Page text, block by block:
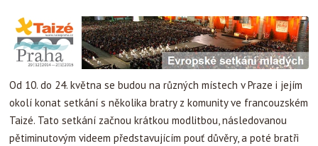
Od 10. do 24. května se budou na různých místech v Praze i jejím
okolí konat setkání s několika bratry z komunity ve francouzském
Taizé. Tato setkání začnou krátkou modlitbou, následovanou
pětiminutovým videem představujícím pouť důvěry, a poté bratři